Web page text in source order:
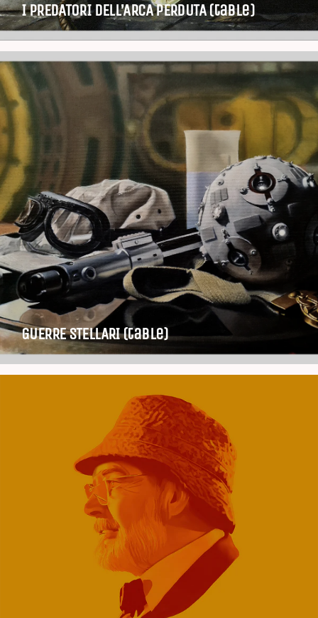
I PREDATORI DELL’ARCA PERDUTA (table)
GUERRE STELLARI (table)